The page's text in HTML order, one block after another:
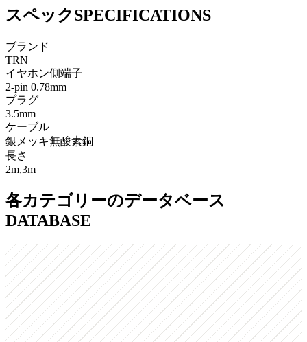
スペックSPECIFICATIONS
ブランド
TRN
イヤホン側端子
2-pin 0.78mm
プラグ
3.5mm
ケーブル
銀メッキ無酸素銅
長さ
2m,3m
各カテゴリーのデータベース
DATABASE